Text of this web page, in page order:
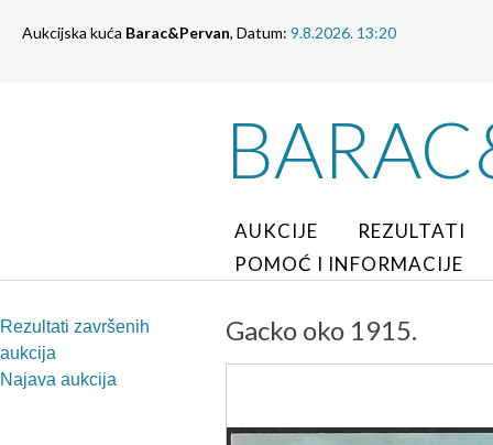
Aukcijska kuća Barac&Pervan, Datum: 9.8.2026. 13:20
AUKCIJE
REZULTATI
POMOĆ I INFORMACIJE
Rezultati završenih
aukcija
Najava aukcija
Gacko oko 1915.